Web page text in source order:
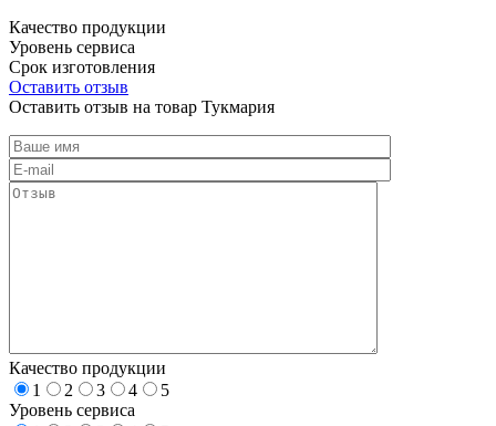
Качество продукции
Уровень сервиса
Срок изготовления
Оставить отзыв
Оставить отзыв на товар Тукмария
Качество продукции
1
2 3 4
5
Уровень сервиса